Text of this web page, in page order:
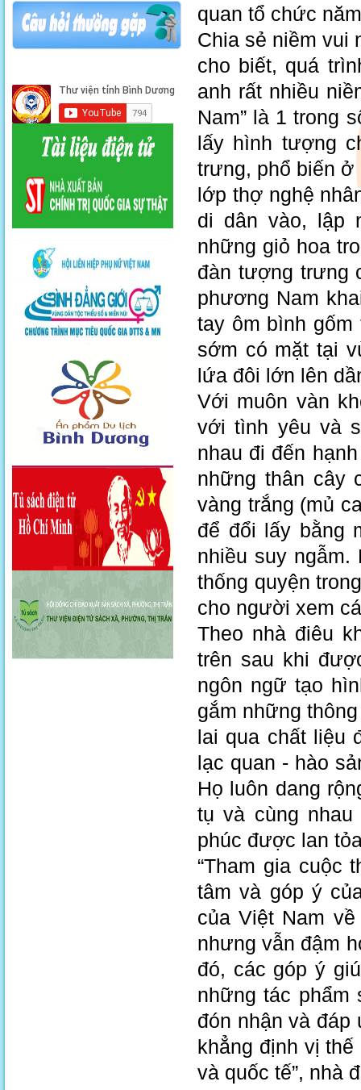
quan tổ chức
Chia sẻ niềm vui
cho biết, quá
anh rất nhiều
Nam” là 1 trong
lấy hình tượng
trưng, phổ biến ở
lớp thợ nghệ
di dân vào, lập
những giỏ hoa
đàn tượng trưng
phương Nam
tay ôm bình
sớm có mặt tại
lứa đôi lớn lên
Với muôn vàn
với tình yêu và
nhau đi đến
những thân cây
vàng trắng (mủ
để đổi lấy bằng
nhiều suy
thống quyện
cho người xem
Theo nhà điêu
trên sau khi
ngôn ngữ tạo
gắm những
lai qua chất liệu
lạc quan - hào
Họ luôn dang
tụ và cùng
phúc được lan
“Tham gia cuộc
tâm và góp ý
của Việt Nam
nhưng vẫn đậm
đó, các góp ý
những tác phẩm
đón nhận và đáp
khẳng định vị
và quốc tế”, nhà